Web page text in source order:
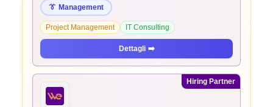
👔 Management
Project Management IT Consulting
Dettagli ➡️
Hiring Partner